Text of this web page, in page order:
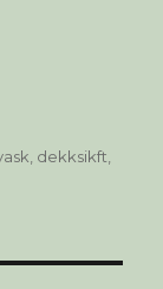
dekksikft